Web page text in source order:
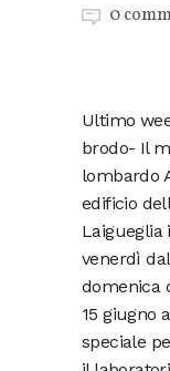
0
Ultimo
brodo- Il
lombardo
edificio
Laigueglia
venerdì
domenica
15 giugno
speciale